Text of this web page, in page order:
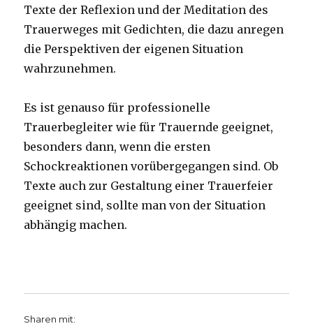
Texte der Reflexion und der Meditation des
Trauerweges mit Gedichten, die dazu anregen
die Perspektiven der eigenen Situation
wahrzunehmen.
Es ist genauso für professionelle
Trauerbegleiter wie für Trauernde geeignet,
besonders dann, wenn die ersten
Schockreaktionen vorübergegangen sind. Ob
Texte auch zur Gestaltung einer Trauerfeier
geeignet sind, sollte man von der Situation
abhängig machen.
Sharen mit: